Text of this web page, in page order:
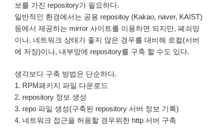
보를 가진 repository가 필요하다.
일반적인 환경에서는 공용 repositoy (Kakao, naver, KAIST)
등에서 제공하는 mirror 사이트를 이용하면 되지만, 폐쇠망
이나, 네트워크 상태가 좋지 않은 경우를 대비해 로컬(서버
에 저장)이나, 내부망에 repository를 구축 할 수도 있다.
생각보다 구축 방법은 단순하다.
1. RPM패키지 파일 다운로드
2. repository 정보 생성
3. repo 파일 생성(구축된 repository 서버 정보 기록)
4. 네트워크 접근을 허용할 경우위한 http 서버 구축